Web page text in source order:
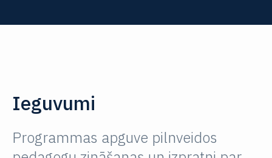
Ieguvumi
Programmas apguve pilnveidos